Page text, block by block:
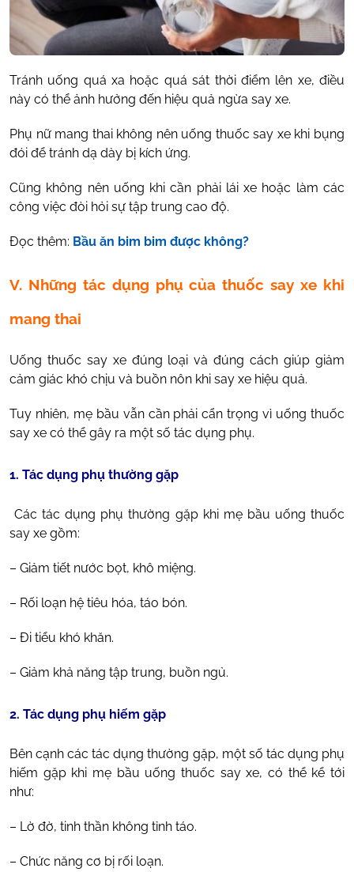
Tránh uống quá xa hoặc quá sát thời điểm lên xe, điều
này có thể ảnh hưởng đến hiệu quả ngừa say xe.
Phụ nữ mang thai không nên uống thuốc say xe khi bụng
đói để tránh dạ dày bị kích ứng.
Cũng không nên uống khi cần phải lái xe hoặc làm các
công việc đòi hỏi sự tập trung cao độ.
Đọc thêm: Bầu ăn bim bim được không?
V. Những tác dụng phụ của thuốc say xe khi
mang thai
Uống thuốc say xe đúng loại và đúng cách giúp giảm
cảm giác khó chịu và buồn nôn khi say xe hiệu quả.
Tuy nhiên, mẹ bầu vẫn cần phải cẩn trọng vì uống thuốc
say xe có thể gây ra một số tác dụng phụ.
1. Tác dụng phụ thường gặp
Các tác dụng phụ thường gặp khi mẹ bầu uống thuốc
say xe gồm:
– Giảm tiết nước bọt, khô miệng.
– Rối loạn hệ tiêu hóa, táo bón.
– Đi tiểu khó khăn.
– Giảm khả năng tập trung, buồn ngủ.
2. Tác dụng phụ hiếm gặp
Bên cạnh các tác dụng thường gặp, một số tác dụng phụ
hiếm gặp khi mẹ bầu uống thuốc say xe, có thể kể tới
như:
– Lờ đờ, tinh thần không tỉnh táo.
– Chức năng cơ bị rối loạn.